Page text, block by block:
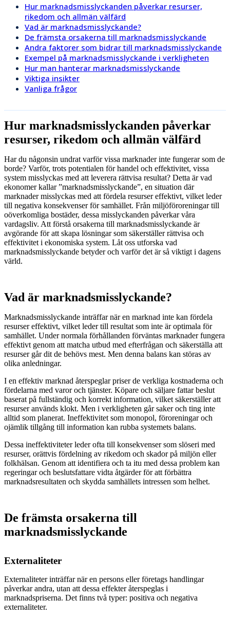
Hur marknadsmisslyckanden påverkar resurser,
rikedom och allmän välfärd
Vad är marknadsmisslyckande?
De främsta orsakerna till marknadsmisslyckande
Andra faktorer som bidrar till marknadsmisslyckande
Exempel på marknadsmisslyckande i verkligheten
Hur man hanterar marknadsmisslyckande
Viktiga insikter
Vanliga frågor
Hur marknadsmisslyckanden påverkar
resurser, rikedom och allmän välfärd
Har du någonsin undrat varför vissa marknader inte fungerar som de
borde? Varför, trots potentialen för handel och effektivitet, vissa
system misslyckas med att leverera rättvisa resultat? Detta är vad
ekonomer kallar ”marknadsmisslyckande”, en situation där
marknader misslyckas med att fördela resurser effektivt, vilket leder
till negativa konsekvenser för samhället. Från miljöföroreningar till
oöverkomliga bostäder, dessa misslyckanden påverkar våra
vardagsliv. Att förstå orsakerna till marknadsmisslyckande är
avgörande för att skapa lösningar som säkerställer rättvisa och
effektivitet i ekonomiska system. Låt oss utforska vad
marknadsmisslyckande betyder och varför det är så viktigt i dagens
värld.
Vad är marknadsmisslyckande?
Marknadsmisslyckande inträffar när en marknad inte kan fördela
resurser effektivt, vilket leder till resultat som inte är optimala för
samhället. Under normala förhållanden förväntas marknader fungera
effektivt genom att matcha utbud med efterfrågan och säkerställa att
resurser går dit de behövs mest. Men denna balans kan störas av
olika anledningar.
I en effektiv marknad återspeglar priser de verkliga kostnaderna och
fördelarna med varor och tjänster. Köpare och säljare fattar beslut
baserat på fullständig och korrekt information, vilket säkerställer att
resurser används klokt. Men i verkligheten går saker och ting inte
alltid som planerat. Ineffektivitet som monopol, föroreningar och
ojämlik tillgång till information kan rubba systemets balans.
Dessa ineffektiviteter leder ofta till konsekvenser som slöseri med
resurser, orättvis fördelning av rikedom och skador på miljön eller
folkhälsan. Genom att identifiera och ta itu med dessa problem kan
regeringar och beslutsfattare vidta åtgärder för att förbättra
marknadsresultaten och skydda samhällets intressen som helhet.
De främsta orsakerna till
marknadsmisslyckande
Externaliteter
Externaliteter inträffar när en persons eller företags handlingar
påverkar andra, utan att dessa effekter återspeglas i
marknadspriserna. Det finns två typer: positiva och negativa
externaliteter.